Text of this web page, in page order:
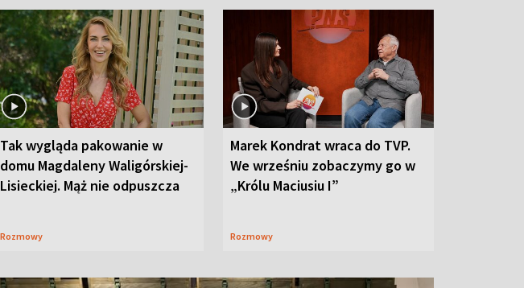
Tak wygląda pakowanie w
domu Magdaleny Waligórskiej-
Lisieckiej. Mąż nie odpuszcza
Rozmowy
Marek Kondrat wraca do TVP.
We wrześniu zobaczymy go w
„Królu Maciusiu I”
Rozmowy